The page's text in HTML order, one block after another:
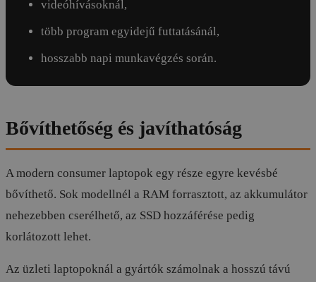
videóhívásoknál,
több program egyidejű futtatásánál,
hosszabb napi munkavégzés során.
Bővíthetőség és javíthatóság
A modern consumer laptopok egy része egyre kevésbé
bővíthető. Sok modellnél a RAM forrasztott, az akkumulátor
nehezebben cserélhető, az SSD hozzáférése pedig
korlátozott lehet.
Az üzleti laptopoknál a gyártók számolnak a hosszú távú